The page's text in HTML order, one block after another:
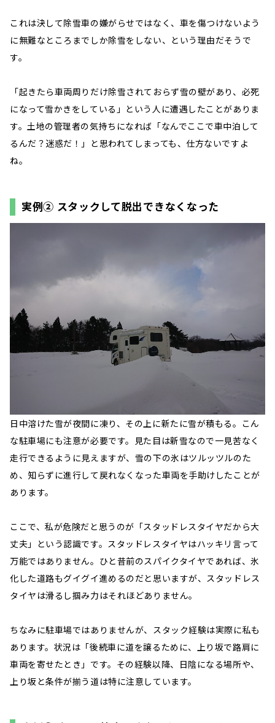
これは決して除雪車の嫌がらせではなく、車を傷つけないよう
に無難なところまでしか除雪をしない、という理由だそうで
す。
「起きたら車両周りだけ除雪されておらず雪の壁があり、必死
になって雪かきをしている」という人に遭遇したことがありま
す。土地の管理者の気持ちになれば「なんでここで車中泊して
るんだ？迷惑だ！」と思われてしまっても、仕方ないですよ
ね。
実例② スタックして脱出できなくなった
日中溶けた雪が夜間に凍り、その上に新たに雪が積もる。こん
な駐車場にも注意が必要です。見た目は新雪なので一見苦なく
走行できるように見えますが、雪の下の氷はツルッツルのた
め、知らずに進行して戻れなくなった車両を手助けしたことが
あります。
ここで、私が危険だと思うのが「スタッドレスタイヤだから大
丈夫」という認識です。スタッドレスタイヤはハッキリ言って
万能ではありません。ひと昔前のスパイクタイヤであれば、氷
化した道路もグイグイ進めるのだと思いますが、スタッドレス
タイヤは滑るし掴み力はそれほどありません。
ちなみに駐車場ではありませんが、スタック経験は実際に私も
あります。状況は「後続車に道を譲るために、上り坂で路肩に
車両を寄せたとき」です。その経験以降、日陰になる場所や、
上り坂と条件が揃う道は特に注意しています。